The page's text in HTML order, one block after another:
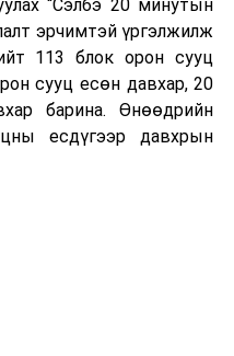
“Сэлбэ 20 минутын
эрчимтэй үргэлжилж
113 блок орон сууц
сууц есөн давхар, 20
барина. Өнөөдрийн
есдүгээр давхрын